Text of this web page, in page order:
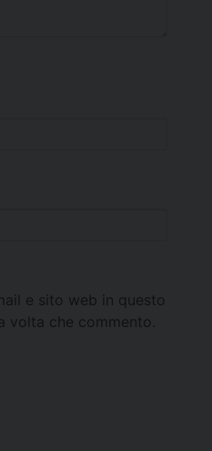
e sito web in questo
volta che commento.